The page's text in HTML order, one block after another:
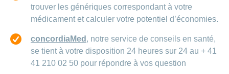
trouver les génériques correspondant à votre
médicament et calculer votre potentiel d’économies.
concordiaMed , notre service de conseils en santé,
se tient à votre disposition 24 heures sur 24 au + 41
41 210 02 50 pour répondre à vos question